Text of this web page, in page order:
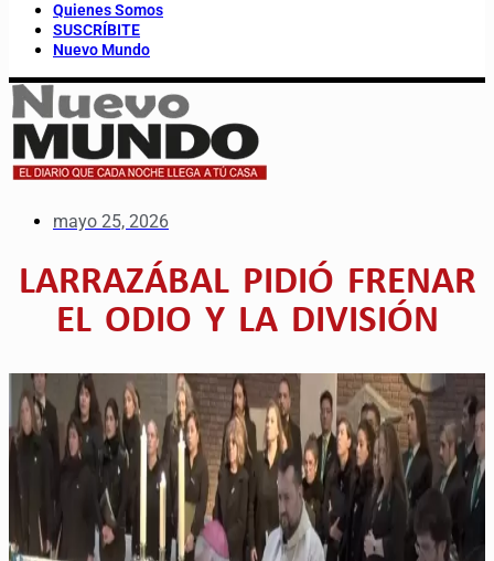
Quienes Somos
SUSCRÍBITE
Nuevo Mundo
mayo 25, 2026
LARRAZÁBAL PIDIÓ FRENAR
EL ODIO Y LA DIVISIÓN